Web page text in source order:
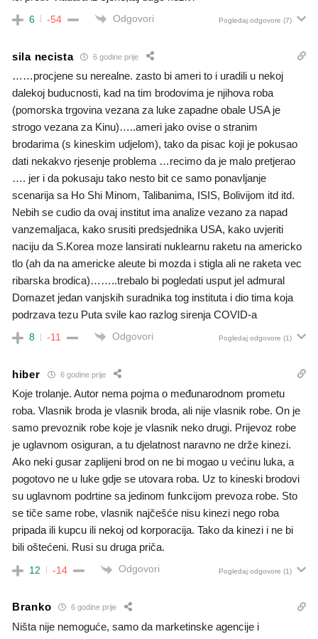
6 -54 Odgovori Pogledaj odgovore (7)
sila necista 6 godine prije
……procjene su nerealne. zasto bi ameri to i uradili u nekoj
dalekoj buducnosti, kad na tim brodovima je njihova roba
(pomorska trgovina vezana za luke zapadne obale USA je
strogo vezana za Kinu)…..ameri jako ovise o stranim
brodarima (s kineskim udjelom), tako da pisac koji je pokusao
dati nekakvo rjesenje problema …recimo da je malo pretjerao
…. jer i da pokusaju tako nesto bit ce samo ponavljanje
scenarija sa Ho Shi Minom, Talibanima, ISIS, Bolivijom itd itd.
Nebih se cudio da ovaj institut ima analize vezano za napad
vanzemaljaca, kako srusiti predsjednika USA, kako uvjeriti
naciju da S.Korea moze lansirati nuklearnu raketu na americko
tlo (ah da na americke aleute bi mozda i stigla ali ne raketa vec
ribarska brodica)……..trebalo bi pogledati usput jel admural
Domazet jedan vanjskih suradnika tog instituta i dio tima koja
podrzava tezu Puta svile kao razlog sirenja COVID-a
8 -11 Odgovori Pogledaj odgovore (1)
hiber 6 godine prije
Koje trolanje. Autor nema pojma o međunarodnom prometu
roba. Vlasnik broda je vlasnik broda, ali nije vlasnik robe. On je
samo prevoznik robe koje je vlasnik neko drugi. Prijevoz robe
je uglavnom osiguran, a tu djelatnost naravno ne drže kinezi.
Ako neki gusar zaplijeni brod on ne bi mogao u većinu luka, a
pogotovo ne u luke gdje se utovara roba. Uz to kineski brodovi
su uglavnom podrtine sa jedinom funkcijom prevoza robe. Sto
se tiče same robe, vlasnik najčešće nisu kinezi nego roba
pripada ili kupcu ili nekoj od korporacija. Tako da kinezi i ne bi
bili oštećeni. Rusi su druga priča.
12 -14 Odgovori Pogledaj odgovore (1)
Branko 6 godine prije
Ništa nije nemoguće, samo da marketinske agencije i